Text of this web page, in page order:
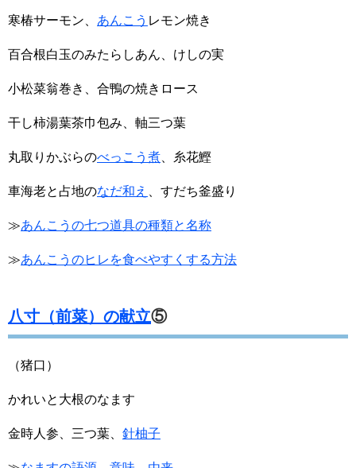
寒椿サーモン、 あんこう レモン焼き
百合根白玉のみたらしあん、けしの実
小松菜翁巻き、合鴨の焼きロース
干し柿湯葉茶巾包み、軸三つ葉
丸取りかぶらのべっこう煮 、糸花鰹
車海老と占地のなだ和え 、すだち釜盛り
≫あんこうの七つ道具の種類と名称
≫あんこうのヒレを食べやすくする方法
八寸（前菜）の献立⑤
（猪口）
かれいと大根のなます
金時人参、三つ葉、 針柚子